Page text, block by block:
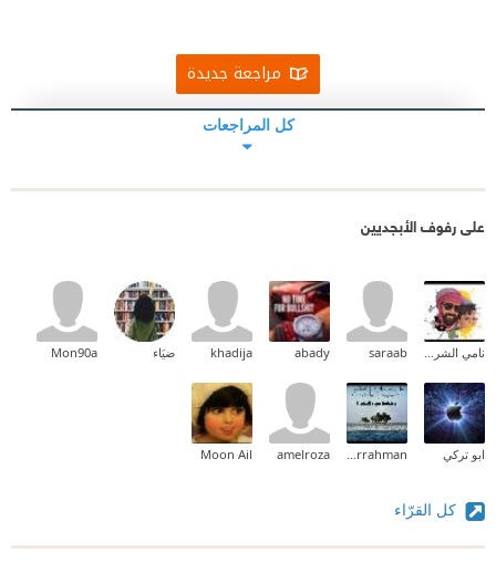
مراجعة جديدة
كل المراجعات
على رفوف الأبجديين
saraab
abady
khadija ضيَاء Mon90a
ابو تركي amelroza
Moon Ail
كل القرّاء